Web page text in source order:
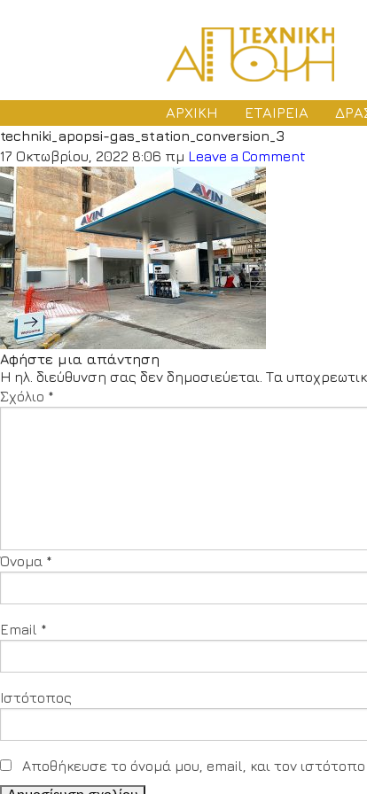
ΑΡΧΙΚΗ ΕΤΑΙΡΕΙΑ
techniki_apopsi-gas_station_conversion_3
17 Οκτωβρίου, 2022 8:06 πμ Leave a Comment
Αφήστε μια απάντηση
Η ηλ. διεύθυνση σας δεν δημοσιεύεται. Τα
Σχόλιο *
Όνομα *
Email *
Ιστότοπος
Αποθήκευσε το όνομά μου, email, και τον